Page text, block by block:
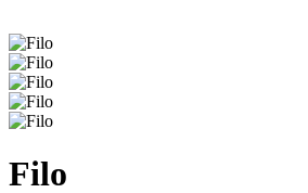
Filo